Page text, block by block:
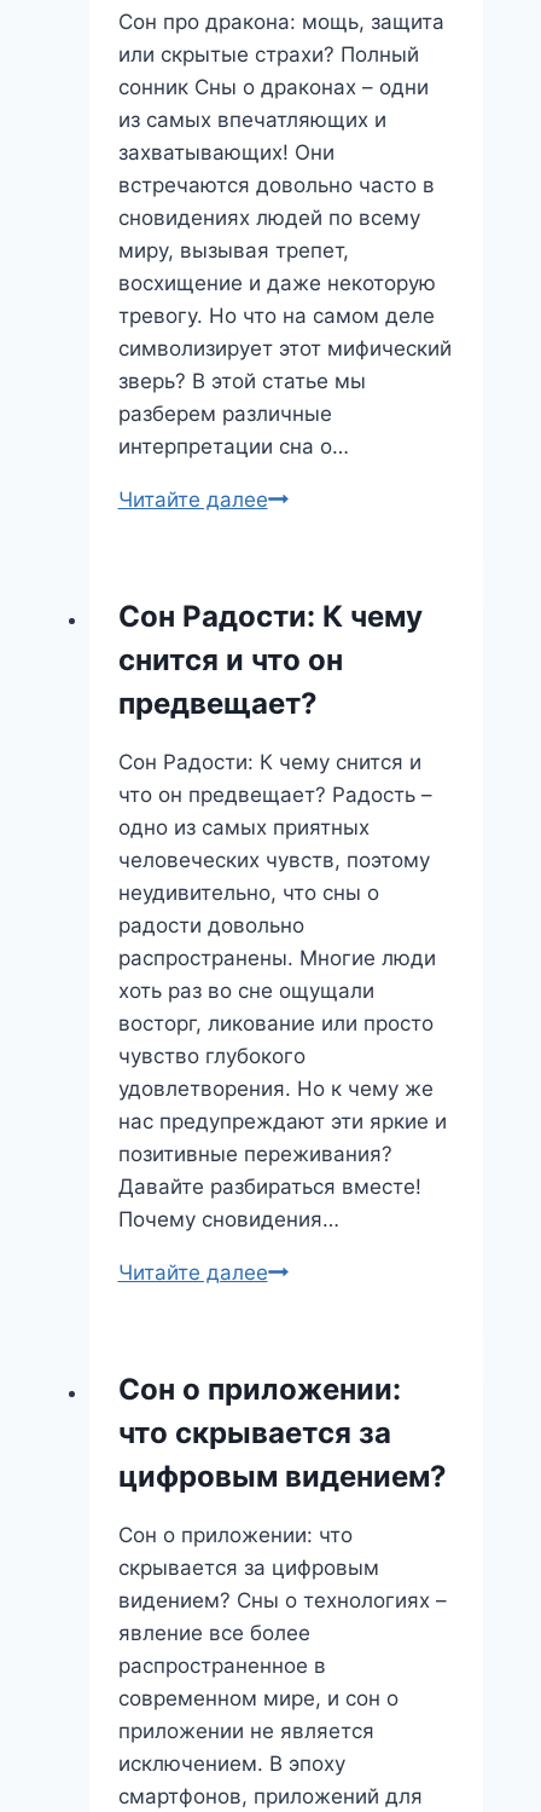
Сон про дракона: мощь, защита
или скрытые страхи? Полный
сонник Сны о драконах – одни
из самых впечатляющих и
захватывающих! Они
встречаются довольно часто в
сновидениях людей по всему
миру, вызывая трепет,
восхищение и даже некоторую
тревогу. Но что на самом деле
символизирует этот мифический
зверь? В этой статье мы
разберем различные
интерпретации сна о…
Читайте далееСон
защита
или
скрытые
Полный
сонник
Сон Радости: К чему
снится и что он
предвещает?
Сон Радости: К чему снится и
что он предвещает? Радость –
одно из самых приятных
человеческих чувств, поэтому
неудивительно, что сны о
радости довольно
распространены. Многие люди
хоть раз во сне ощущали
восторг, ликование или просто
чувство глубокого
удовлетворения. Но к чему же
нас предупреждают эти яркие и
позитивные переживания?
Давайте разбираться вместе!
Почему сновидения…
Читайте далееСон
снится
и
что
предвещает?
Сон о приложении:
что скрывается за
цифровым видением?
Сон о приложении: что
скрывается за цифровым
видением? Сны о технологиях –
явление все более
распространенное в
современном мире, и сон о
приложении не является
исключением. В эпоху
смартфонов, приложений для